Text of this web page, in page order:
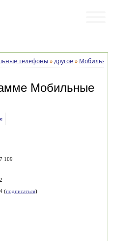
телефоны»другое»
Мобильные
109
(подписаться)